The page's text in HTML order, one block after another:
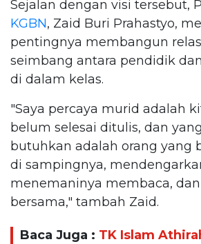
Sejalan dengan visi tersebut,
KGBN, Zaid Buri Prahastyo,
pentingnya membangun
seimbang antara pendidik
di dalam kelas.
"Saya percaya murid adalah
belum selesai ditulis, dan
butuhkan adalah orang yang
di sampingnya,
menemaninya membaca,
bersama," tambah Zaid.
Baca Juga : TK Islam